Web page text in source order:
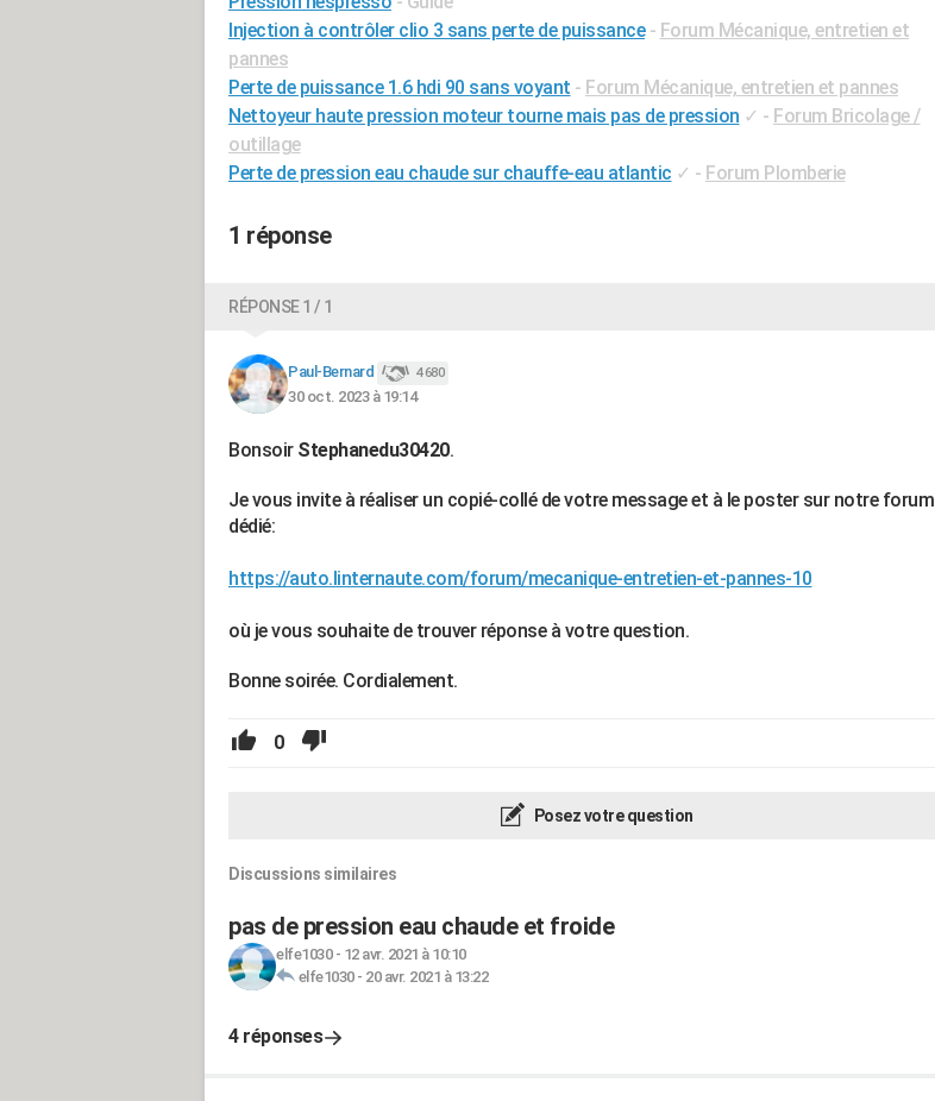
Injection à contrôler clio 3 sans perte de puissance - Forum Mécanique, entretien et
pannes
Perte de puissance 1.6 hdi 90 sans voyant - Forum Mécanique, entretien et pannes
Nettoyeur haute pression moteur tourne mais pas de pression ✓ - Forum Bricolage /
outillage
Perte de pression eau chaude sur chauffe-eau atlantic ✓ - Forum Plomberie
1 réponse
RÉPONSE 1 / 1
Paul-Bernard 4 680
30 oct. 2023 à 19:14
Bonsoir Stephanedu30420.
Je vous invite à réaliser un copié-collé de votre message et à le poster sur notre forum
dédié:
https://auto.linternaute.com/forum/mecanique-entretien-et-pannes-10
où je vous souhaite de trouver réponse à votre question.
Bonne soirée. Cordialement.
0
Posez votre question
Discussions similaires
pas de pression eau chaude et froide
elfe1030- 12 avr. 2021 à 10:10
elfe1030- 20 avr. 2021 à 13:22
4 réponses